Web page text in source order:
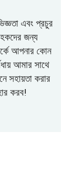
এবং প্রচুর
জন্য
আপনার কোন
আমার সাথে
সহায়তা করার
করব!